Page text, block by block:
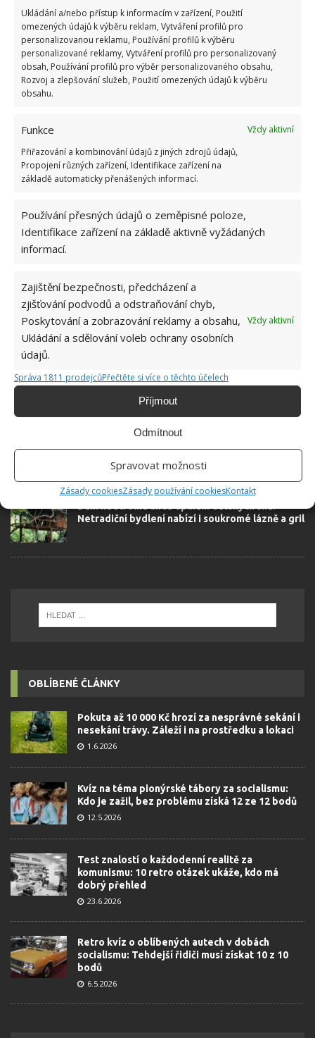
Ukládání a/nebo přístup k informacím v zařízení, Použití
omezených údajů k výběru reklam, Vytváření profilů pro
personalizovanou reklamu, Používání profilů k výběru
personalizované reklamy, Vytváření profilů pro personalizovaný
obsah, Používání profilů pro výběr personalizovaného obsahu,
Rozvoj a zlepšování služeb, Použití omezených údajů k výběru
obsahu.
Funkce
Vždy aktivní
Přiřazování a kombinování údajů z jiných zdrojů údajů,
Propojení různých zařízení, Identifikace zařízení na
základě automaticky přenášených informací.
Používání přesných údajů o zeměpisné poloze,
Identifikace zařízení na základě aktivně vyžádaných
informací.
Zajištění bezpečnosti, předcházení a
zjišťování podvodů a odstraňování chyb,
Poskytování a zobrazování reklamy a obsahu,
Ukládání a sdělování voleb ochrany osobních
údajů.
Vždy aktivní
Správa 1811 prodejcůPřečtěte si více o těchto účelech
Příjmout
Odmítnout
Spravovat možnosti
Zásady cookiesZásady používání cookiesKontakt
HOTEL AMERIKA PENZION UBYTOVÁNÍ
VEČEŘE
SOUVISEJÍCÍ ČLÁNKY
překvapivě útulné ubytování
Spisovatelka si splnila svůj sen. Knihkupectví
zřídila tak, aby bylo k dispozici k pronájmu
Dům na stromě aneb splnění dětských snů:
Netradiční bydlení nabízí i soukromé lázně a gril
OBLÍBENÉ ČLÁNKY
Pokuta až 10 000 Kč hrozí za nesprávné sekání i
nesekání trávy. Záleží i na prostředku a lokaci
1.6.2026
Kvíz na téma pionýrské tábory za socialismu:
Kdo je zažil, bez problému získá 12 ze 12 bodů
12.5.2026
Test znalostí o každodenní realitě za
komunismu: 10 retro otázek ukáže, kdo má
dobrý přehled
23.6.2026
Retro kvíz o oblíbených autech v dobách
socialismu: Tehdejší řidiči musí získat 10 z 10
bodů
6.5.2026